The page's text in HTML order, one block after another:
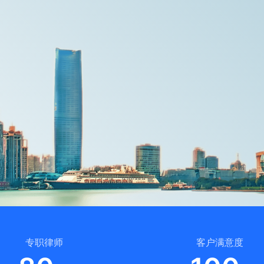
专职律师 客户满意度